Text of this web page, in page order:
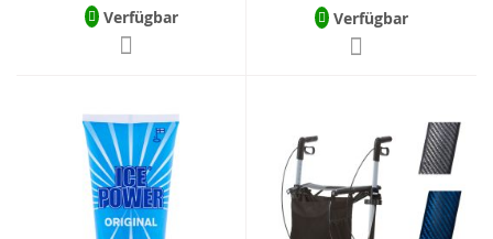
Verfügbar Verfügbar